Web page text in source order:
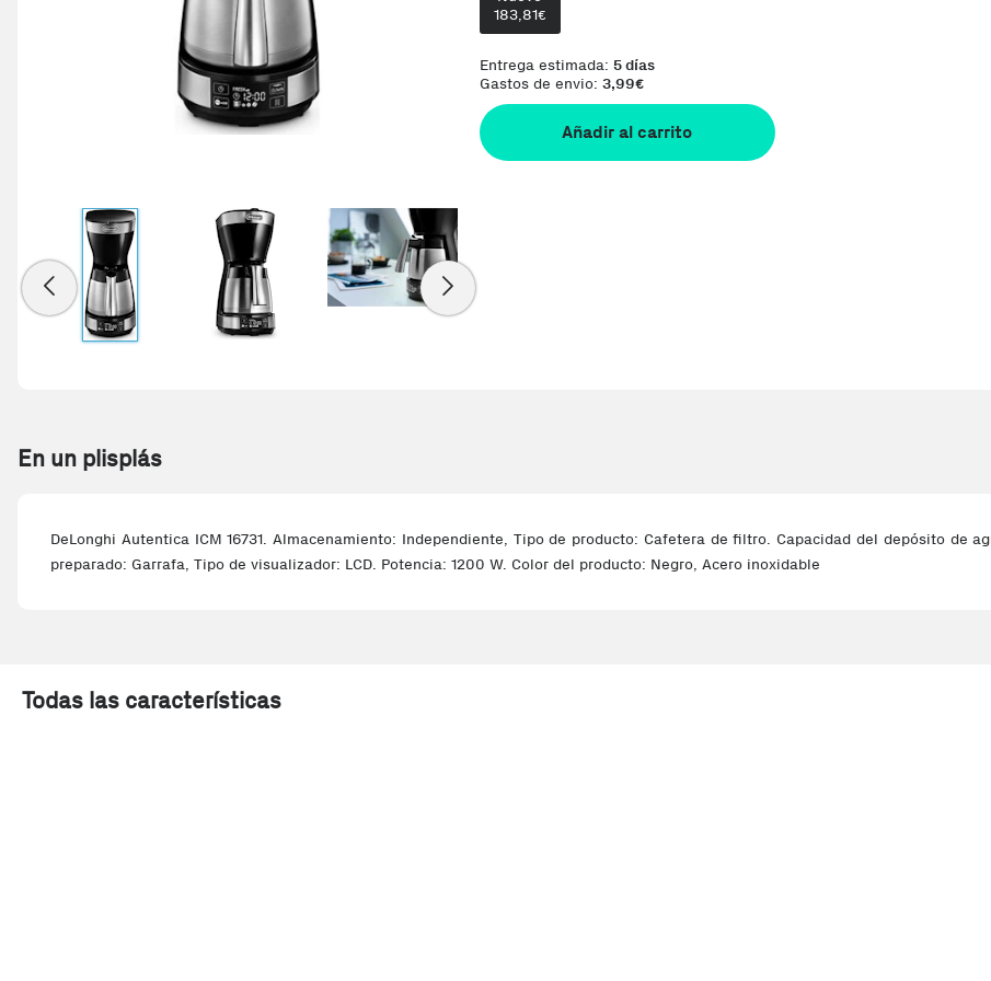
183,81€
Entrega estimada: 5 días
Gastos de envio: 3,99€
Añadir al carrito
En un plisplás
DeLonghi Autentica ICM 16731. Almacenamiento: Independiente, Tipo de producto: Cafetera de filtro. Capacidad del depósito de
preparado: Garrafa, Tipo de visualizador: LCD. Potencia: 1200 W. Color del producto: Negro, Acero inoxidable
Todas las características